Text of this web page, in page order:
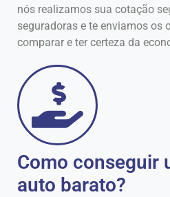
nós realizamos sua cotação
seguradoras e te enviamos os
comparar e ter certeza da
Como conseguir
auto barato?